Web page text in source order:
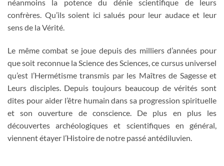
néanmoins la potence du dénie scientifique de leurs
confrères. Qu’ils soient ici salués pour leur audace et leur
sens de la Vérité.
Le même combat se joue depuis des milliers d’années pour
que soit reconnue la Science des Sciences, ce cursus universel
qu’est l’Hermétisme transmis par les Maîtres de Sagesse et
Leurs disciples. Depuis toujours beaucoup de vérités sont
dites pour aider l’être humain dans sa progression spirituelle
et son ouverture de conscience. De plus en plus les
découvertes archéologiques et scientifiques en général,
viennent étayer l’Histoire de notre passé antédiluvien.